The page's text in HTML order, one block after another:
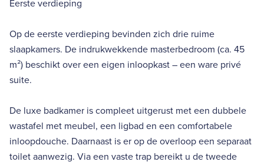
Eerste verdieping
Op de eerste verdieping bevinden zich drie ruime
slaapkamers. De indrukwekkende masterbedroom (ca. 45
m²) beschikt over een eigen inloopkast – een ware privé
suite.
De luxe badkamer is compleet uitgerust met een dubbele
wastafel met meubel, een ligbad en een comfortabele
inloopdouche. Daarnaast is er op de overloop een separaat
toilet aanwezig. Via een vaste trap bereikt u de tweede